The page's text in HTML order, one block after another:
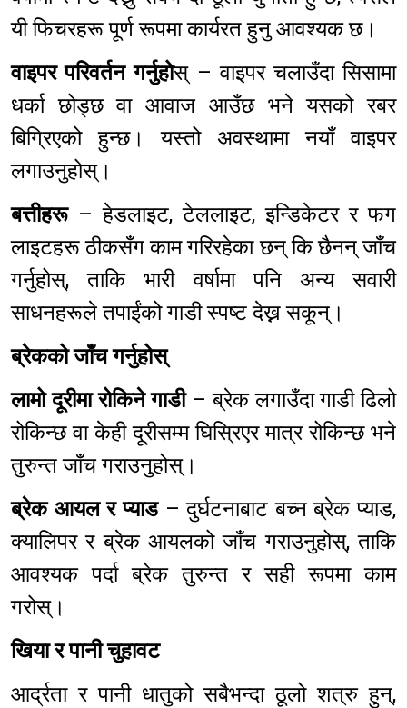
यी फिचरहरू पूर्ण रूपमा कार्यरत हुनु आवश्यक छ।
वाइपर परिवर्तन गर्नुहोस् – वाइपर चलाउँदा सिसामा
धर्का छोड्छ वा आवाज आउँछ भने यसको रबर
बिग्रिएको हुन्छ। यस्तो अवस्थामा नयाँ वाइपर
लगाउनुहोस्।
बत्तीहरू– हेडलाइट, टेललाइट, इन्डिकेटर र फग
लाइटहरू ठीकसँग काम गरिरहेका छन् कि छैनन् जाँच
गर्नुहोस्, ताकि भारी वर्षामा पनि अन्य सवारी
साधनहरूले तपाईंको गाडी स्पष्ट देख्न सकून्।
ब्रेकको जाँच गर्नुहोस्
लामो दूरीमा रोकिने गाडी– ब्रेक लगाउँदा गाडी ढिलो
रोकिन्छ वा केही दूरीसम्म घिस्रिएर मात्र रोकिन्छ भने
तुरुन्त जाँच गराउनुहोस्।
ब्रेक आयल र प्याड– दुर्घटनाबाट बच्न ब्रेक प्याड,
क्यालिपर र ब्रेक आयलको जाँच गराउनुहोस्, ताकि
आवश्यक पर्दा ब्रेक तुरुन्त र सही रूपमा काम
गरोस्।
खिया र पानी चुहावट
आर्द्रता र पानी धातुको सबैभन्दा ठूलो शत्रु हुन्,